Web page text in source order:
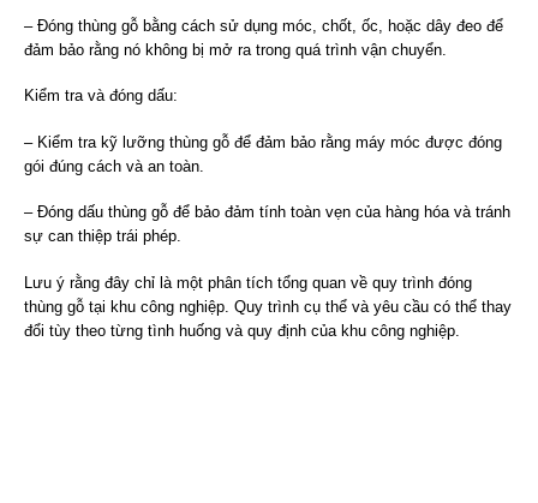
– Đóng thùng gỗ bằng cách sử dụng móc, chốt, ốc, hoặc dây đeo để
đảm bảo rằng nó không bị mở ra trong quá trình vận chuyển.
Kiểm tra và đóng dấu:
– Kiểm tra kỹ lưỡng thùng gỗ để đảm bảo rằng máy móc được đóng
gói đúng cách và an toàn.
– Đóng dấu thùng gỗ để bảo đảm tính toàn vẹn của hàng hóa và tránh
sự can thiệp trái phép.
Lưu ý rằng đây chỉ là một phân tích tổng quan về quy trình đóng
thùng gỗ tại khu công nghiệp. Quy trình cụ thể và yêu cầu có thể thay
đổi tùy theo từng tình huống và quy định của khu công nghiệp.